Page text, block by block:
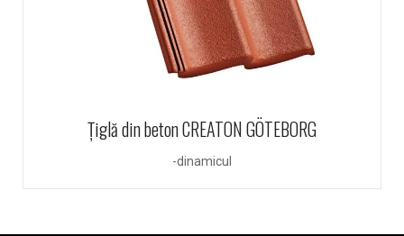
Țiglă din beton CREATON GÖTEBORG
-dinamicul